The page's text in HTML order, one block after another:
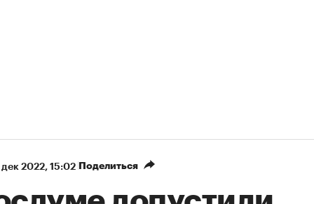
дек 2022, 15:02 Поделиться